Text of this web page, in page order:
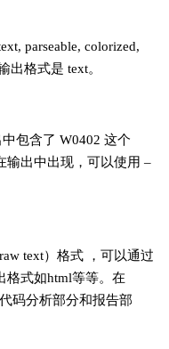
parseable, colorized,
出格式是 text。
包含了 W0402 这个
输出中出现，可以使用 –
text）格式 ，可以通过
格式如html等等。在
码分析部分和报告部